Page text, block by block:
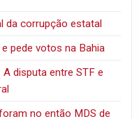
da corrupção estatal
pede votos na Bahia
disputa entre STF e
no então MDS de